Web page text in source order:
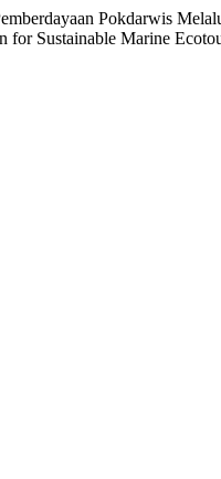
Pokdarwis
for Sustainable Marine